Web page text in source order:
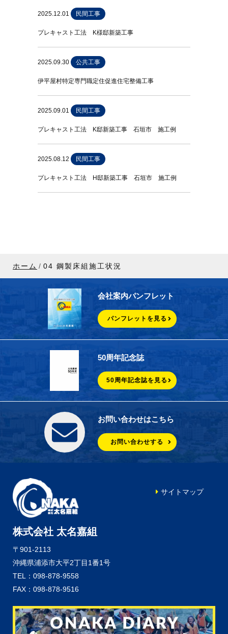
2025.12.01 民間工事
プレキャスト工法 K様邸新築工事
2025.09.30 公共工事
伊平屋村特定専門職定住促進住宅整備工事
2025.09.01 民間工事
プレキャスト工法 K邸新築工事 石垣市 施工例
2025.08.12 民間工事
プレキャスト工法 H邸新築工事 石垣市 施工例
ホーム 04 鋼製床組施工状況
会社案内パンフレット
パンフレットを見る
50周年記念誌
50周年記念誌を見る
お問い合わせはこちら
お問い合わせする
株式会社 太名嘉組
〒901-2113
沖縄県浦添市大平2丁目1番1号
TEL：098-878-9558
FAX：098-878-9516
サイトマップ